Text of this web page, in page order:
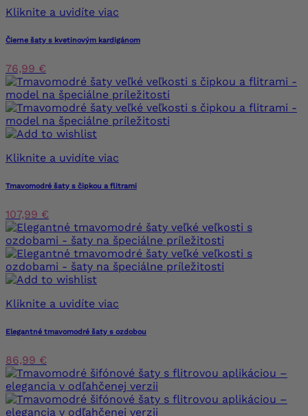
Kliknite a uvidíte viac
Čierne šaty s kvetinovým kardigánom
76,99 €
Kliknite a uvidíte viac
Tmavomodré šaty s čipkou a flitrami
107,99 €
Kliknite a uvidíte viac
Elegantné tmavomodré šaty s ozdobou
86,99 €